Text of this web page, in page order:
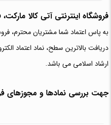
فروشگاه اینترنتی آتی‌ کالا
به پاس اعتماد شما مشتریان محترم،
دریافت بالاترین سطح، نماد اعتماد
ارشاد اسلامی می باشد.
جهت بررسی نمادها و مجوزهای